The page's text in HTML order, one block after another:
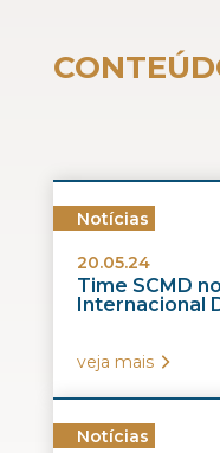
Notícias
20.05.24
Time SCMD
Internacional
veja mais
Notícias